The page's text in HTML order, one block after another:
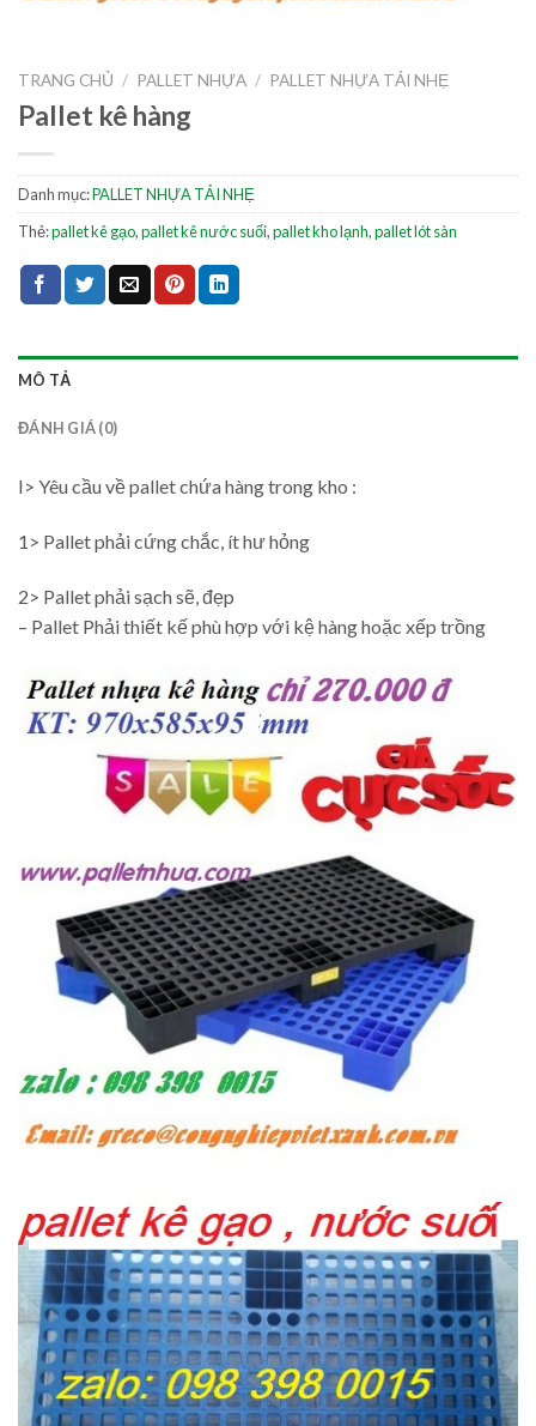
TRANG CHỦ / PALLET NHỰA / PALLET NHỰA TẢI NHẸ
Pallet kê hàng
Danh mục:PALLET NHỰA TẢI NHẸ
Thẻ:pallet kê gạo,pallet kê nước suối,pallet kho lạnh,pallet lót sàn
MÔ TẢ
ĐÁNH GIÁ (0)
I> Yêu cầu về pallet chứa hàng trong kho :
1> Pallet phải cứng chắc, ít hư hỏng
2> Pallet phải sạch sẽ, đẹp
– Pallet Phải thiết kế phù hợp với kệ hàng hoặc xếp trồng